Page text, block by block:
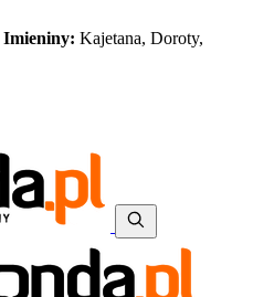
Imieniny: Kajetana, Doroty,